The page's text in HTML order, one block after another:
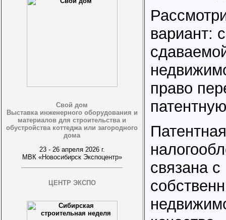
Свой дом
Выставка инженерного оборудования и
материалов для строительства и
обустройства коттеджа или загородного
дома
23 - 26 апреля 2026 г.
МВК «Новосибирск Экспоцентр»
ЦЕНТР ЭКСПО
вариант:
право
связана с